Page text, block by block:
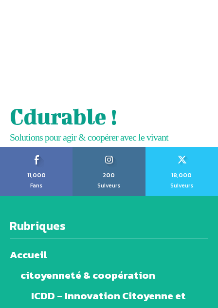
Cdurable !
Solutions pour agir & coopérer avec le vivant
11,000
Fans
200
Suiveurs
18,000
Suiveurs
Rubriques
Accueil
citoyenneté & coopération
ICDD – Innovation Citoyenne et